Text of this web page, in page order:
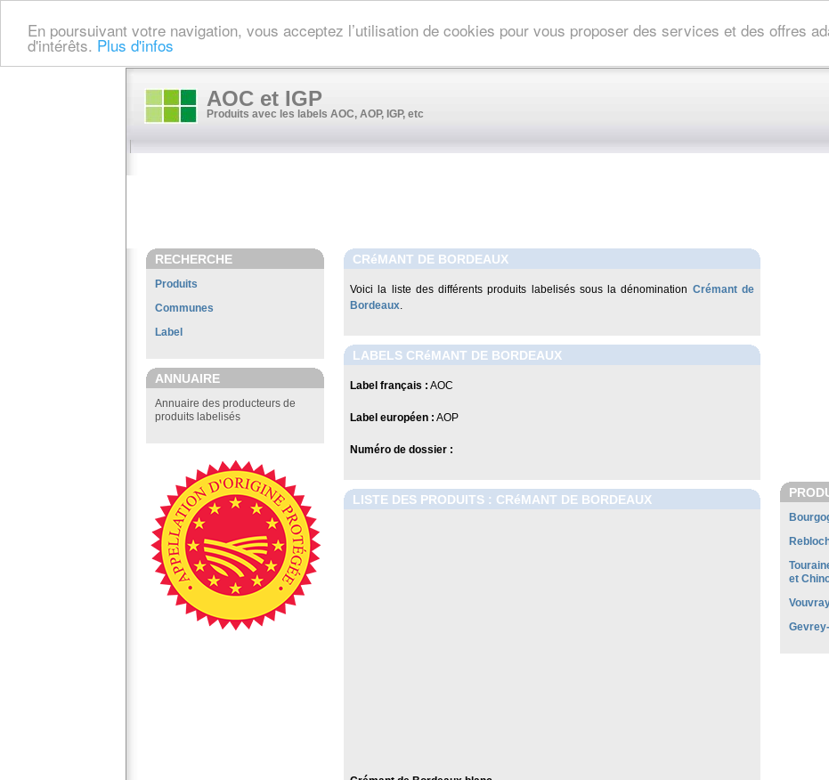
En poursuivant votre navigation, vous acceptez l’utilisation de cookies pour vous proposer des services et des offres
d'intérêts. Plus d'infos
AOC et IGP
Produits avec les labels AOC, AOP, IGP, etc
RECHERCHE
Produits
Communes
Label
ANNUAIRE
Annuaire des producteurs de
produits labelisés
CRéMANT DE BORDEAUX
Voici la liste des différents produits labelisés sous la dénomination Crémant de
Bordeaux.
LABELS CRéMANT DE BORDEAUX
Label français : AOC
Label européen : AOP
Numéro de dossier :
LISTE DES PRODUITS : CRéMANT DE BORDEAUX
et